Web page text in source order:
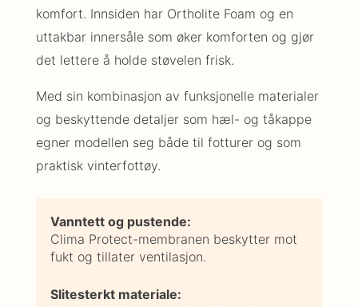
komfort. Innsiden har Ortholite Foam og en
uttakbar innersåle som øker komforten og gjør
det lettere å holde støvelen frisk.
Med sin kombinasjon av funksjonelle materialer
og beskyttende detaljer som hæl- og tåkappe
egner modellen seg både til fotturer og som
praktisk vinterfottøy.
Vanntett og pustende:
Clima Protect-membranen beskytter mot
fukt og tillater ventilasjon.
Slitesterkt materiale: